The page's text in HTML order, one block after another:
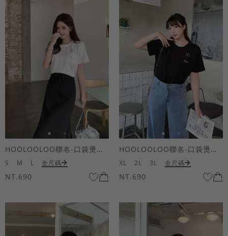
HOOLOOLOO聯名-口袋燙金KUKU熊短袖上衣
S M L 全尺碼
NT.690
HOOLOOLOO聯名-口袋燙金KUKU熊短袖上衣
XL 2L 3L 全尺碼
NT.690